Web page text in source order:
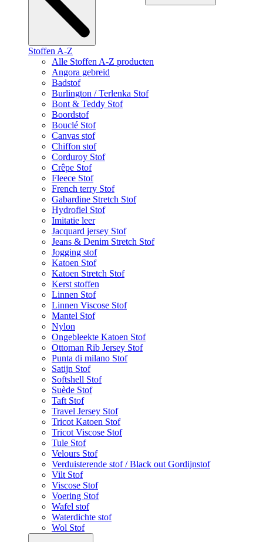
Stoffen A-Z
Alle Stoffen A-Z producten
Angora gebreid
Badstof
Burlington / Terlenka Stof
Bont & Teddy Stof
Boordstof
Bouclé Stof
Canvas stof
Chiffon stof
Corduroy Stof
Crêpe Stof
Fleece Stof
French terry Stof
Gabardine Stretch Stof
Hydrofiel Stof
Imitatie leer
Jacquard jersey Stof
Jeans & Denim Stretch Stof
Jogging stof
Katoen Stof
Katoen Stretch Stof
Kerst stoffen
Linnen Stof
Linnen Viscose Stof
Mantel Stof
Nylon
Ongebleekte Katoen Stof
Ottoman Rib Jersey Stof
Punta di milano Stof
Satijn Stof
Softshell Stof
Suède Stof
Taft Stof
Travel Jersey Stof
Tricot Katoen Stof
Tricot Viscose Stof
Tule Stof
Velours Stof
Verduisterende stof / Black out Gordijnstof
Vilt Stof
Viscose Stof
Voering Stof
Wafel stof
Waterdichte stof
Wol Stof